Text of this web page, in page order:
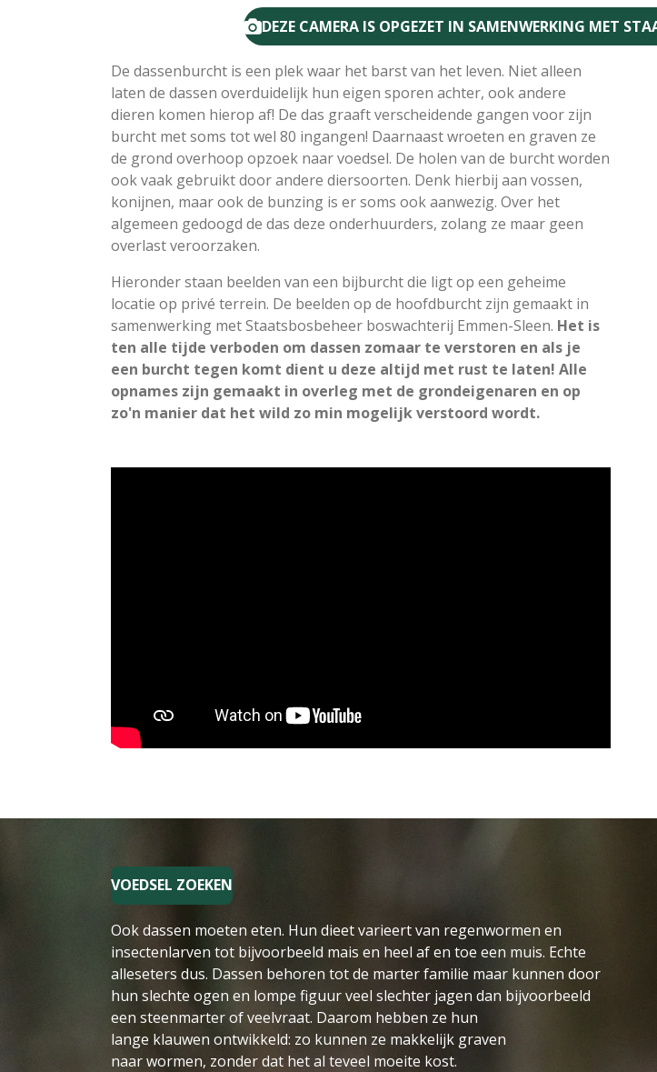
DEZE CAMERA IS OPGEZET IN SAMENWERKING MET
De dassenburcht is een plek waar het barst van het leven. Niet alleen
laten de dassen overduidelijk hun eigen sporen achter, ook andere
dieren komen hierop af! De das graaft verscheidende gangen voor zijn
burcht met soms tot wel 80 ingangen! Daarnaast wroeten en graven ze
de grond overhoop opzoek naar voedsel. De holen van de burcht worden
ook vaak gebruikt door andere diersoorten. Denk hierbij aan vossen,
konijnen, maar ook de bunzing is er soms ook aanwezig. Over het
algemeen gedoogd de das deze onderhuurders, zolang ze maar geen
overlast veroorzaken.
Hieronder staan beelden van een bijburcht die ligt op een geheime
locatie op privé terrein. De beelden op de hoofdburcht zijn gemaakt in
samenwerking met Staatsbosbeheer boswachterij Emmen-Sleen. Het is
ten alle tijde verboden om dassen zomaar te verstoren en als je
een burcht tegen komt dient u deze altijd met rust te laten! Alle
opnames zijn gemaakt in overleg met de grondeigenaren en op
zo'n manier dat het wild zo min mogelijk verstoord wordt.
VOEDSEL ZOEKEN
Ook dassen moeten eten. Hun dieet varieert van regenwormen en
insectenlarven tot bijvoorbeeld mais en heel af en toe een muis. Echte
alleseters dus. Dassen behoren tot de marter familie maar kunnen door
hun slechte ogen en lompe figuur veel slechter jagen dan bijvoorbeeld
een steenmarter of veelvraat. Daarom hebben ze hun
lange klauwen ontwikkeld: zo kunnen ze makkelijk graven
naar wormen, zonder dat het al teveel moeite kost.